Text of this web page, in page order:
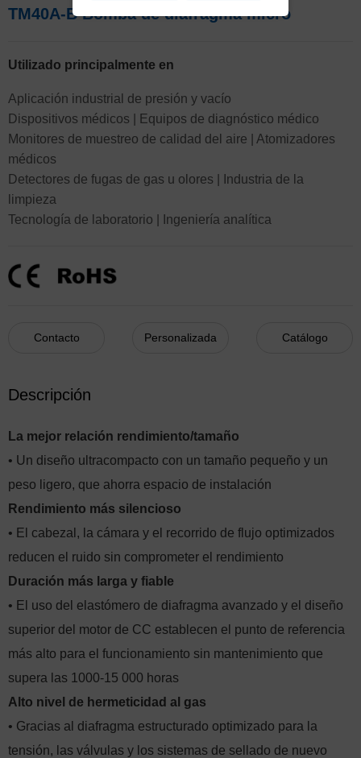
TM40A-B Bomba de diafragma micro
Utilizado principalmente en
Aplicación industrial de presión y vacío
Dispositivos médicos | Equipos de diagnóstico médico
Monitores de muestreo de calidad del aire | Atomizadores
médicos
Detectores de fugas de gas u olores | Industria de la
limpieza
Tecnología de laboratorio | Ingeniería analítica
Contacto Personalizada Catálogo
Descripción
La mejor relación rendimiento/tamaño
• Un diseño ultracompacto con un tamaño pequeño y un
peso ligero, que ahorra espacio de instalación
Rendimiento más silencioso
• El cabezal, la cámara y el recorrido de flujo optimizados
reducen el ruido sin comprometer el rendimiento
Duración más larga y fiable
• El uso del elastómero de diafragma avanzado y el diseño
superior del motor de CC establecen el punto de referencia
más alto para el funcionamiento sin mantenimiento que
supera las 1000-15 000 horas
Alto nivel de hermeticidad al gas
• Gracias al diafragma estructurado optimizado para la
tensión, las válvulas y los sistemas de sellado de nuevo